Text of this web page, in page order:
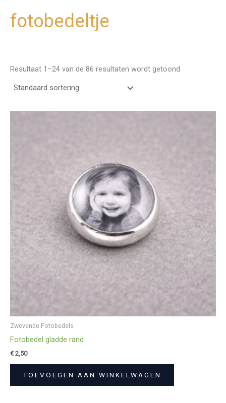
fotobedeltje
Resultaat 1–24 van de 86 resultaten wordt getoond
Zwevende Fotobedels
Fotobedel gladde rand
€2,50
TOEVOEGEN AAN WINKELWAGEN